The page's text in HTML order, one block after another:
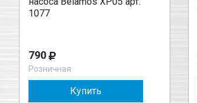
1077
790
Розничная
Купить